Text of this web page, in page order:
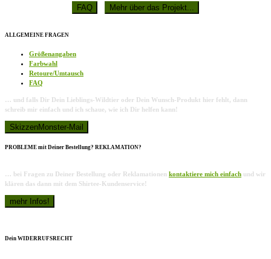
ALLGEMEINE FRAGEN
Größenangaben
Farbwahl
Retoure/Umtausch
FAQ
… und falls Dir Dein Lieblings-Wildtier oder Dein Wunsch-Produkt hier fehlt, dann
schreib mir einfach und ich schaue, wie ich Dir helfen kann!
PROBLEME mit Deiner Bestellung? REKLAMATION?
… bei Fragen zu Deiner Bestellung oder Reklamationen kontaktiere mich einfach und wir
klären das dann mit dem Shirtee-Kundenservice!
Dein WIDERRUFSRECHT